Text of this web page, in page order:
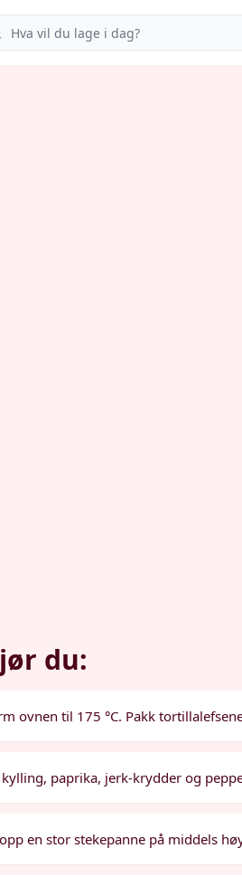
i oppskrifter
du:
ovnen til 175 °C. Pakk
paprika, jerk-krydder og
en stor stekepanne på middels